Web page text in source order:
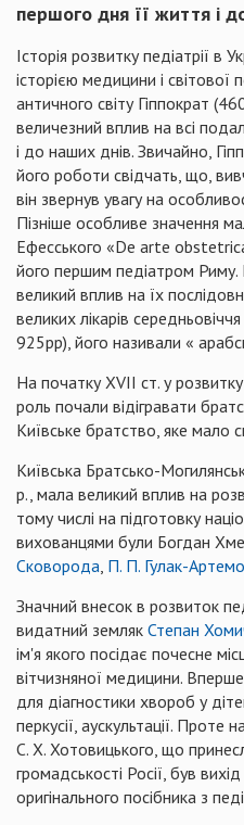
першого дня її життя і
Історія розвитку педіатрії в
історією медицини і світової
античного світу Гіппократ
величезний вплив на всі
і до наших днів. Звичайно,
його роботи свідчать, що,
він звернув увагу на
Пізніше особливе значення
Ефесського «De arte
його першим педіатром Риму.
великий вплив на їх
великих лікарів
925рр), його називали «
На початку XVII ст. у
роль почали відігравати
Київське братство, яке мало
Київська Братсько-
p., мала великий вплив на
тому числі на підготовку
вихованцями були Богдан
Сковорода, П. П. Гулак-
Значний внесок в розвиток
видатний земляк Степан
ім'я якого посідає почесне
вітчизняної медицини.
для діагностики хвороб у
перкусії, аускультації.
С. Х. Хотовицького, що
громадськості Росії, був
оригінального посібника з